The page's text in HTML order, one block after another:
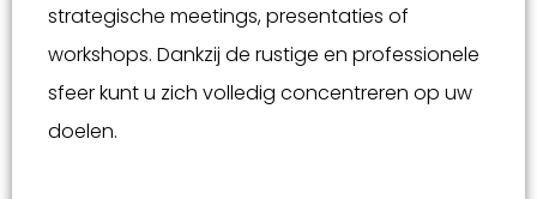
strategische meetings, presentaties of
workshops. Dankzij de rustige en professionele
sfeer kunt u zich volledig concentreren op uw
doelen.